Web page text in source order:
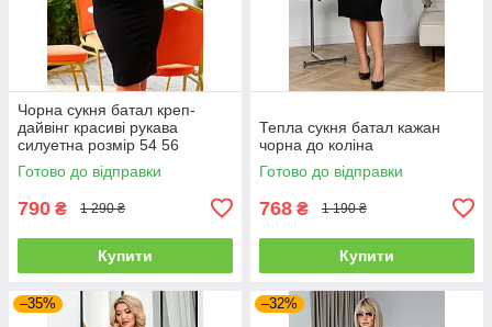
Чорна сукня батал креп-
дайвінг красиві рукава
силуетна розмір 54 56
Готово до відправки
790 ₴ 1 290 ₴
Купити
Тепла сукня батал кажан
чорна до коліна
Готово до відправки
768 ₴ 1 190 ₴
Купити
–35% –32%